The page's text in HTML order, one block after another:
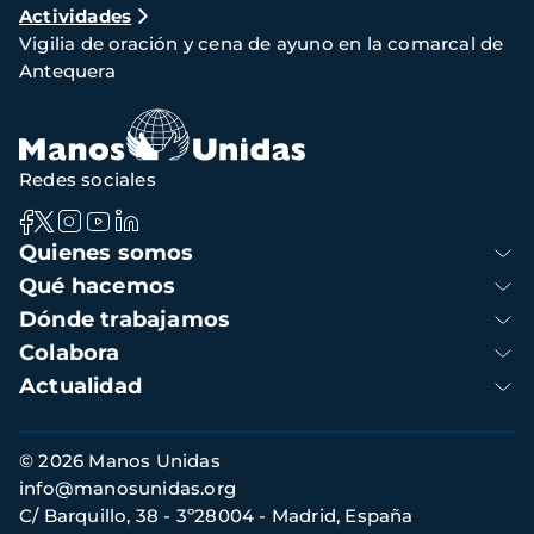
de
navegación
Actividades
Vigilia de oración y cena de ayuno en la comarcal de
Antequera
Navegación
principal
Quienes somos
Qué hacemos
Dónde trabajamos
Colabora
Actualidad
Redes sociales
Información
de
contacto
© 2026 Manos Unidas
C/ Barquillo, 38 - 3º28004 - Madrid, España
info@manosunidas.org